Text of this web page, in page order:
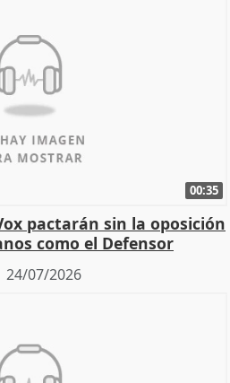
00:35
pactarán sin la oposición
como el Defensor
24/07/2026